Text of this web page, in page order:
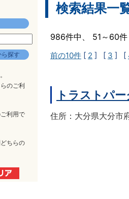
ら探す
のご利
利用で
ちらの
検索結果一
986件中、 51～60
前の10件 [ 2 ] [ 3 ] [
トラストパ
住所：大分県大分市